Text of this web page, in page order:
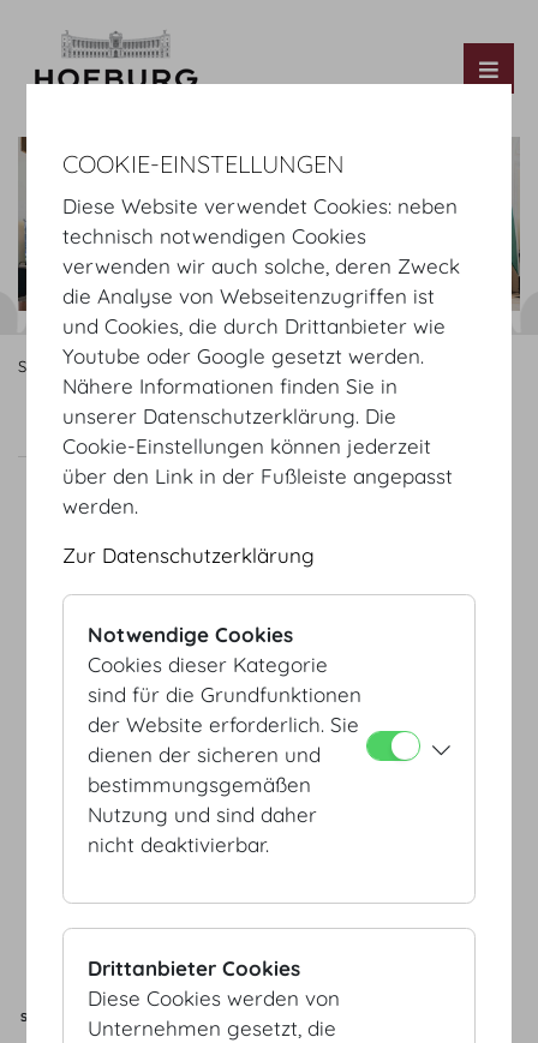
Startseite Räume Parterre Hofburg Festsäle Seitenhalle
Seitenhalle Raumplan
EINGANG/ENTRANCE
HELDENPLATZ
EINGANG/ENTRANCE
SCHWEIZERHOF/
BOTSCHAFTERSTIEGE
SAAL KAPAZITÄT FLÄCHE
COOKIE-EINSTELLUNGEN
Diese Website verwendet Cookies: neben
technisch notwendigen Cookies
verwenden wir auch solche, deren Zweck
die Analyse von Webseitenzugriffen ist
und Cookies, die durch Drittanbieter wie
Youtube oder Google gesetzt werden.
Nähere Informationen finden Sie in
unserer Datenschutzerklärung. Die
Cookie-Einstellungen können jederzeit
über den Link in der Fußleiste angepasst
werden.
Zur Datenschutzerklärung
Notwendige Cookies
Cookies dieser Kategorie
sind für die Grundfunktionen
der Website erforderlich. Sie
dienen der sicheren und
bestimmungsgemäßen
Nutzung und sind daher
nicht deaktivierbar.
Drittanbieter Cookies
Diese Cookies werden von
Unternehmen gesetzt, die